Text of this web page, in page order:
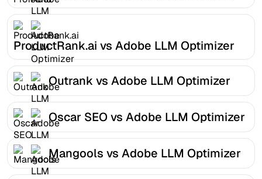
ProductRank.ai vs Adobe LLM Optimizer
Outrank vs Adobe LLM Optimizer
Oscar SEO vs Adobe LLM Optimizer
Mangools vs Adobe LLM Optimizer